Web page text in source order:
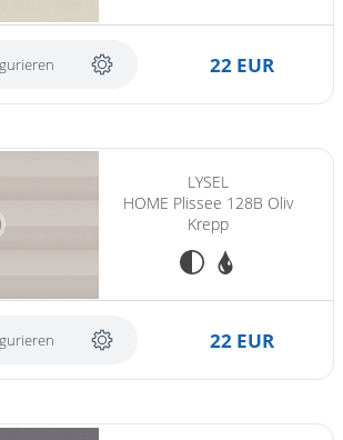
22 EUR
LYSEL
HOME Plissee 128B Oliv
Krepp
22 EUR